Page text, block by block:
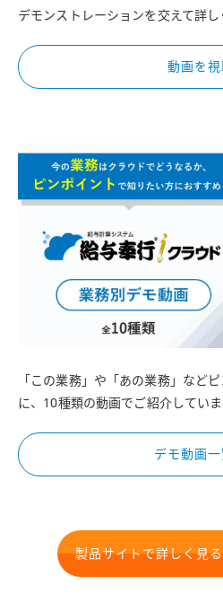
デモンストレーションを交えて詳し
動画を視
「この業務」や「あの業務」など
に、10種類の動画でご紹介していま
デモ動画一
製品サイトで詳しく見る